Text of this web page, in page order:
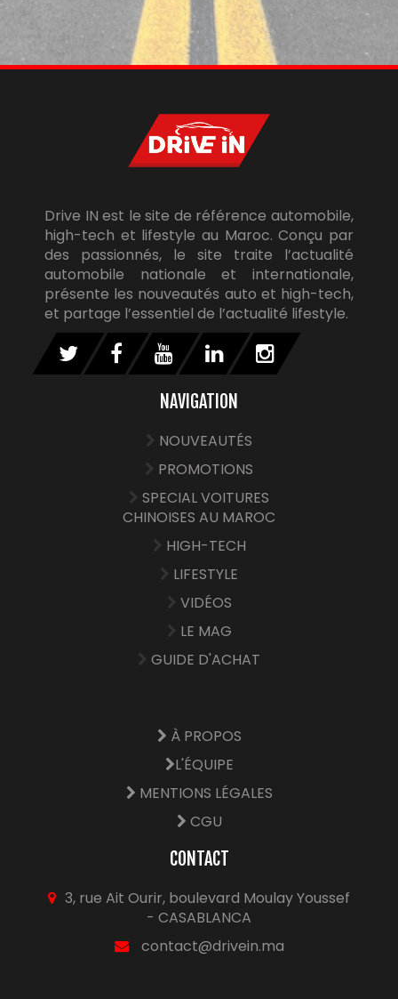
Drive IN est le site de référence automobile,
high-tech et lifestyle au Maroc. Conçu par
des passionnés, le site traite l’actualité
automobile nationale et internationale,
présente les nouveautés auto et high-tech,
et partage l’essentiel de l’actualité lifestyle.
NAVIGATION
NOUVEAUTÉS
PROMOTIONS
SPECIAL VOITURES
CHINOISES AU MAROC
HIGH-TECH
LIFESTYLE
VIDÉOS
LE MAG
GUIDE D'ACHAT
À PROPOS
L'ÉQUIPE
MENTIONS LÉGALES
CGU
CONTACT
3, rue Ait Ourir, boulevard Moulay Youssef
- CASABLANCA
contact@drivein.ma